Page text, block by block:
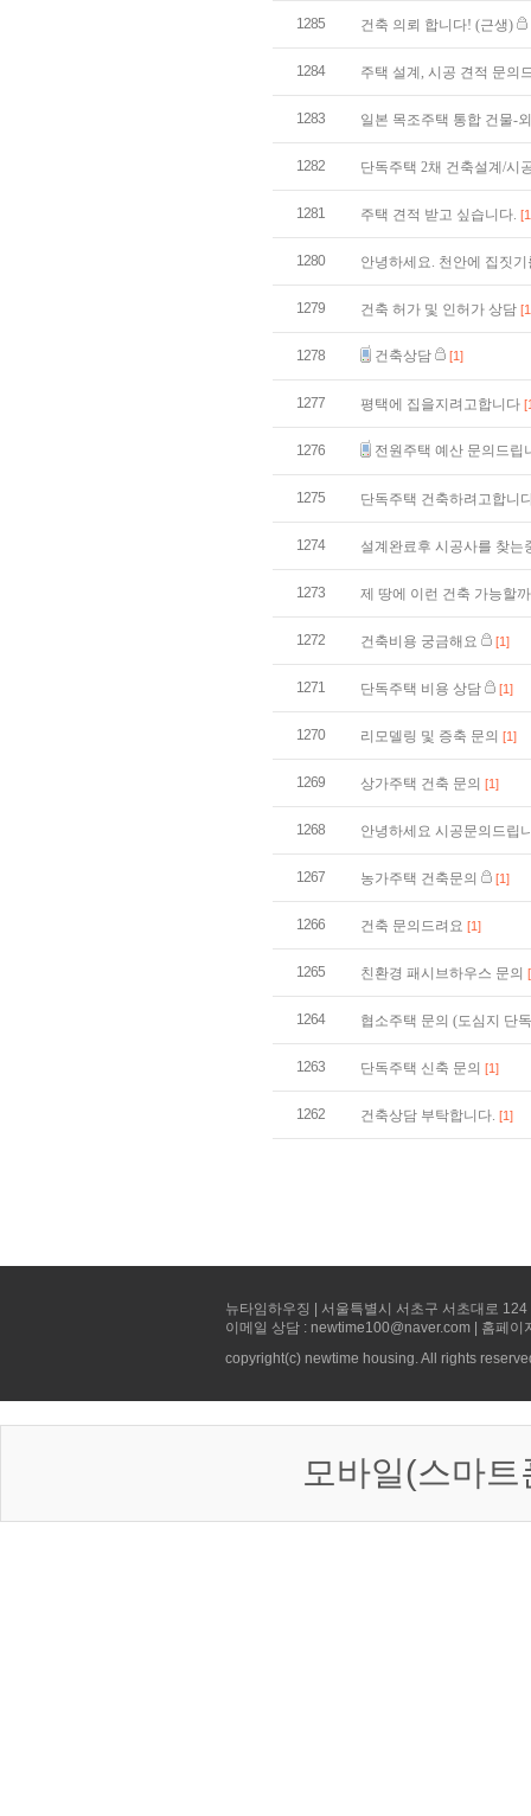
1285 건축 의뢰 합니다! (근생)
1284 주택 설계, 시공 견적 문의
1283 일본 목조주택 통합 건물-
1282 단독주택 2채 건축설계/시
1281 주택 견적 받고 싶습니다.
1280 안녕하세요. 천안에 집짓
1279 건축 허가 및 인허가 상담
1278 건축상담 [1]
1277 평택에 집을지려고합니다
1276 전원주택 예산 문의드립
1275 단독주택 건축하려고합니
1274 설계완료후 시공사를 찾는
1273 제 땅에 이런 건축 가능할
1272 건축비용 궁금해요 [1]
1271 단독주택 비용 상담 [1]
1270 리모델링 및 증축 문의 [1]
1269 상가주택 건축 문의 [1]
1268 안녕하세요 시공문의드립
1267 농가주택 건축문의 [1]
1266 건축 문의드려요 [1]
1265 친환경 패시브하우스 문의
1264 협소주택 문의 (도심지 단
1263 단독주택 신축 문의 [1]
1262 건축상담 부탁합니다. [1]
뉴타임하우징 | 서울특별시 서초구 서초대로
이메일 상담 : newtime100@naver.com | 홈페
copyright(c) newtime housing. All rights
모바일(스마